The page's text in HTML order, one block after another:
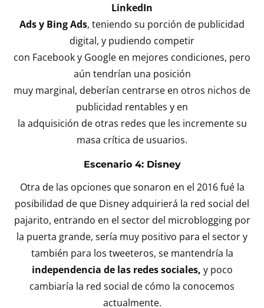
LinkedIn
Ads y Bing Ads, teniendo su porción de publicidad
digital, y pudiendo competir
con Facebook y Google en mejores condiciones, pero
aún tendrían una posición
muy marginal, deberían centrarse en otros nichos de
publicidad rentables y en
la adquisición de otras redes que les incremente su
masa crítica de usuarios.
Escenario 4: Disney
Otra de las opciones que sonaron en el 2016 fué la
posibilidad de que Disney adquirierá la red social del
pajarito, entrando en el sector del microblogging por
la puerta grande, sería muy positivo para el sector y
también para los tweeteros, se mantendría la
independencia de las redes sociales, y poco
cambiaría la red social de cómo la conocemos
actualmente.